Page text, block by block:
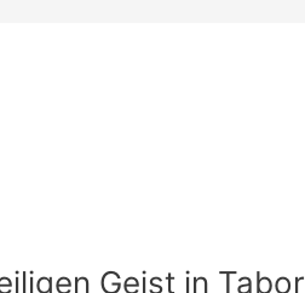
Geist in Tabor